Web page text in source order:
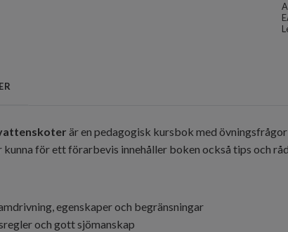
är en pedagogisk kursbok med
för ett förarbevis innehåller boken också tips och
egenskaper och begränsningar
och gott sjömanskap